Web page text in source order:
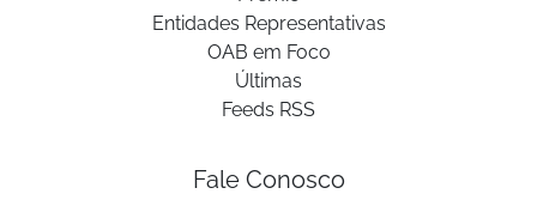
Entidades Representativas
OAB em Foco
Últimas
Feeds RSS
Fale Conosco